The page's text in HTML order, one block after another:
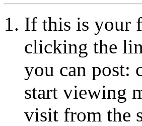
If this is your
clicking the
you can post:
start viewing
visit from the